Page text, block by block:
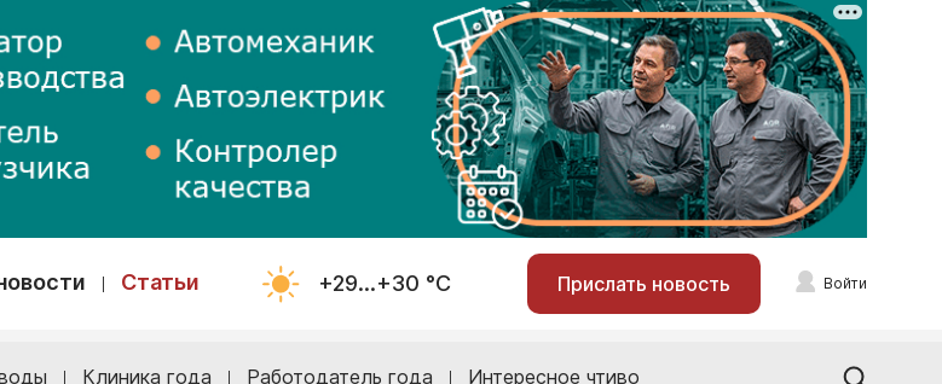
Статьи +29...+30 °С Прислать новость Войти
Клиника года Работодатель года Интересное чтиво